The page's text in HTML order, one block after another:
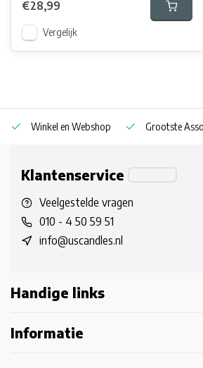
€28,99
Vergelijk
Winkel en Webshop Grootste
Klantenservice
Veelgestelde vragen
010 - 4 50 59 51
info@uscandles.nl
Handige links
Informatie